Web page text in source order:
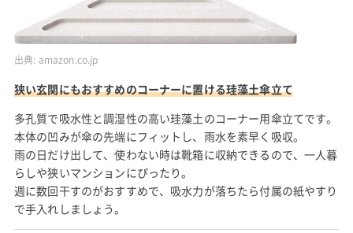
出典: amazon.co.jp
狭い玄関にもおすすめのコーナーに置ける珪藻土傘立て
多孔質で吸水性と調湿性の高い珪藻土のコーナー用傘立てです。
本体の凹みが傘の先端にフィットし、雨水を素早く吸収。
雨の日だけ出して、使わない時は靴箱に収納できるので、一人暮
らしや狭いマンションにぴったり。
週に数回干すのがおすすめで、吸水力が落ちたら付属の紙やすり
で手入れしましょう。